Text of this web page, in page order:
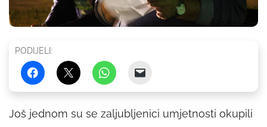
PODIJELI:
Još jednom su se zaljubljenici umjetnosti okupili